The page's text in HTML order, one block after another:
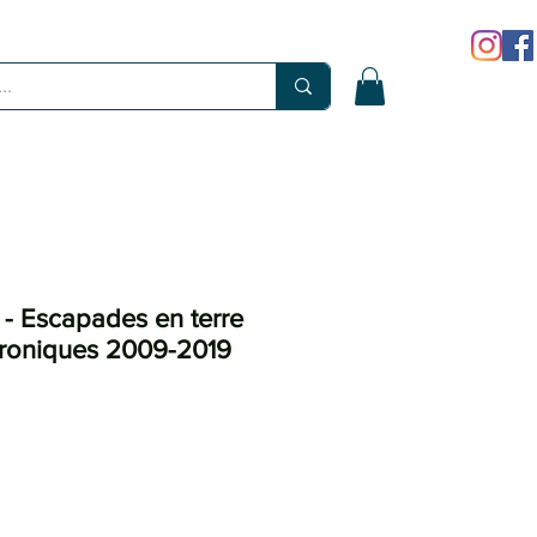
Escapades en terre
2009-2019